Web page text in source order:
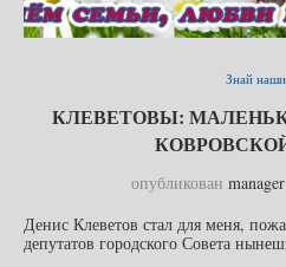
Знай
КЛЕВЕТОВЫ:
опубликован manager
Денис Клеветов стал для меня,
депутатов городского Совета